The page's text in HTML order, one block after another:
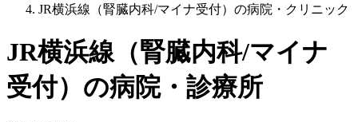
JR横浜線（腎臓内科/マイナ受付）の病院・クリニック
JR横浜線（腎臓内科/マイナ
受付） の病院・診療所